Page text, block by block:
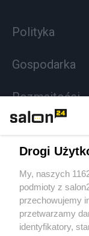
Polityka
Gospodarka
Rozmaitości
Sport
Kultura
Drogi
My, naszych
podmioty z
przechowujemy
przetwarzamy
identyfikatory,